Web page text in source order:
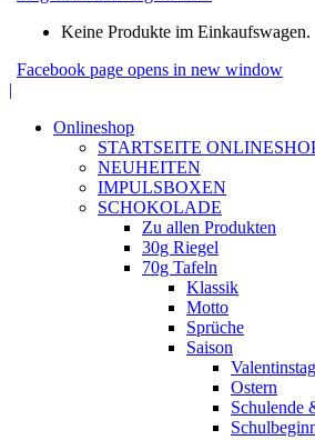
Keine Produkte im Einkaufswagen.
Facebook page opens in new window
|
Onlineshop
STARTSEITE
NEUHEITEN
IMPULSBOXEN
SCHOKOLADE
Zu allen Produkten
30g Riegel
70g Tafeln
Klassik
Motto
Sprüche
Saison
Valentinstag
Ostern
Schulende